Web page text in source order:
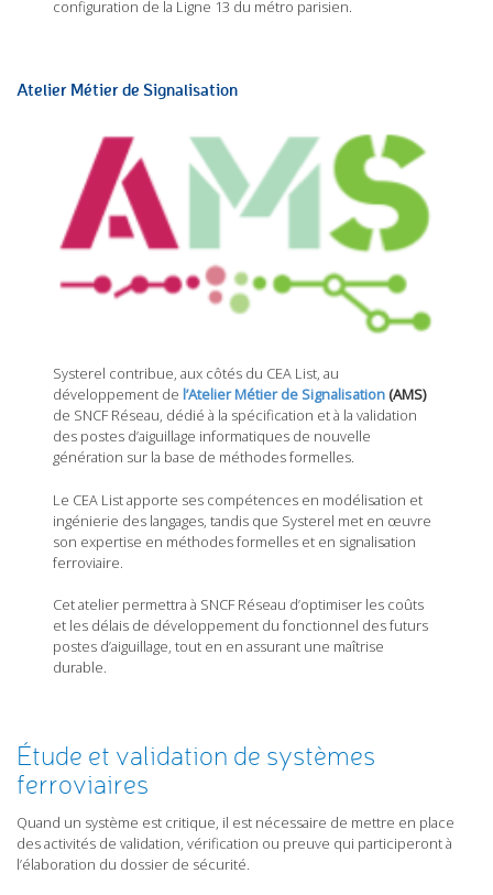
configuration de la Ligne 13 du métro parisien.
Atelier Métier de Signalisation
Systerel contribue, aux côtés du CEA List, au
développement de l’Atelier Métier de Signalisation (AMS)
de SNCF Réseau, dédié à la spécification et à la validation
des postes d’aiguillage informatiques de nouvelle
génération sur la base de méthodes formelles.
Le CEA List apporte ses compétences en modélisation et
ingénierie des langages, tandis que Systerel met en œuvre
son expertise en méthodes formelles et en signalisation
ferroviaire.
Cet atelier permettra à SNCF Réseau d’optimiser les coûts
et les délais de développement du fonctionnel des futurs
postes d’aiguillage, tout en en assurant une maîtrise
durable.
Étude et validation de systèmes
ferroviaires
Quand un système est critique, il est nécessaire de mettre en place
des activités de validation, vérification ou preuve qui participeront à
l’élaboration du dossier de sécurité.